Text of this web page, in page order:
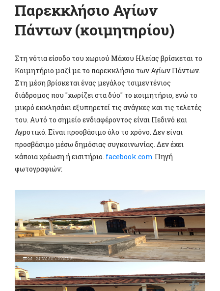
Παρεκκλήσιο Αγίων
Πάντων (κοιμητηρίου)
Στη νότια είσοδο του χωριού Μάχου Ηλείας βρίσκεται το
Κοιμητήριο μαζί με το παρεκκλήσιο των Αγίων Πάντων.
Στη μέση βρίσκεται ένας μεγάλος τσιμεντένιος
διάδρομος που "χωρίζει στα δύο" το κοιμητήριο, ενώ το
μικρό εκκλησάκι εξυπηρετεί τις ανάγκες και τις τελετές
του. Αυτό το σημείο ενδιαφέροντος είναι Πεδινό και
Αγροτικό. Είναι προσβάσιμο όλο το χρόνο. Δεν είναι
προσβάσιμο μέσω δημόσιας συγκοινωνίας. Δεν έχει
κάποια χρέωση ή εισιτήριο. facebook.com Πηγή
φωτογραφιών: